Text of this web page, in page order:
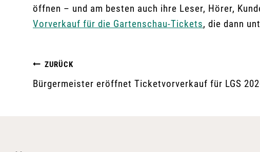
öffnen – und am besten auch ihre Leser, Hörer,
Vorverkauf für die Gartenschau-Tickets, die dann
Beitragsnavigation
ZURÜCK
Bürgermeister eröffnet Ticketvorverkauf für LGS